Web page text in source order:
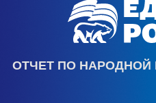
ОТЧЕТ ПО НАРОДНОЙ